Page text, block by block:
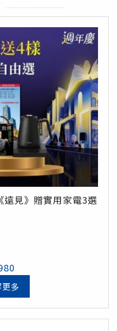
雜誌聯賣方案
遠見》贈實用家電3選
掌型舒緩筋膜槍》
快煮壺》
多